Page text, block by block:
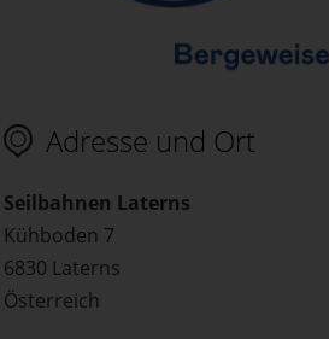
Adresse und Ort
Seilbahnen Laterns
Kühboden 7
6830 Laterns
Österreich